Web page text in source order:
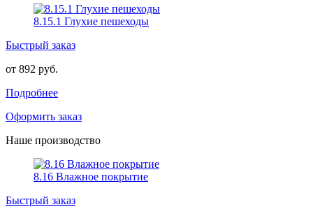
8.15.1 Глухие пешеходы
Быстрый заказ
от 892 руб.
Подробнее
Оформить заказ
Наше производство
8.16 Влажное покрытие
Быстрый заказ